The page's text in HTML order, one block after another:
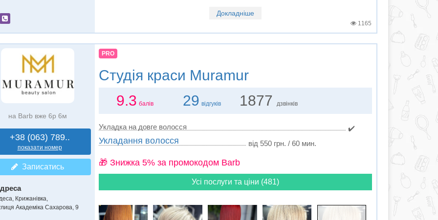
Докладніше
1165
на Barb вже 6р 6м
+38 (063) 789..
показати номер
Записатись
Крижанівка
Академіка Сахарова, 9
PRO
Студія краси Muramur
9.3 балів 29 відгуків 1877 дзвінків
Укладка на довге волосся ✔️
Укладання волосся від 550 грн. / 60 мин.
🎁 Знижка 5% за промокодом Barb
Усі послуги та ціни (481)